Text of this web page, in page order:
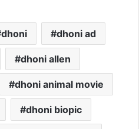
dhoni dhoni ad
dhoni allen
dhoni animal movie
dhoni biopic